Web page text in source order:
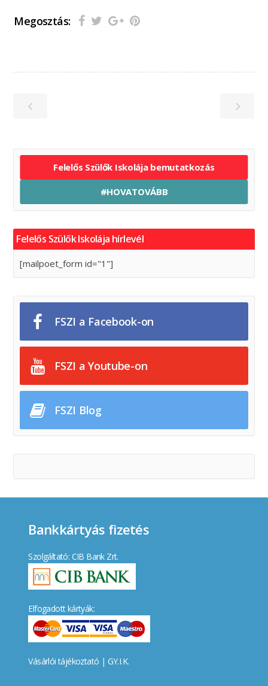
Megosztás:
Felelős Szülők Iskolája bemutatkozás
#HOVATOVÁBB
Felelős Szülők Iskolája hírlevél
[mailpoet_form id="1"]
FSZI a Facebook-on
FSZI a Youtube-on
FSZI Blog
Bankkártyás fizetés
Szolgáltató: CIB Bank Zrt.
Elfogadott kártyák:
Vásárlói tájékoztató | GY.I.K.